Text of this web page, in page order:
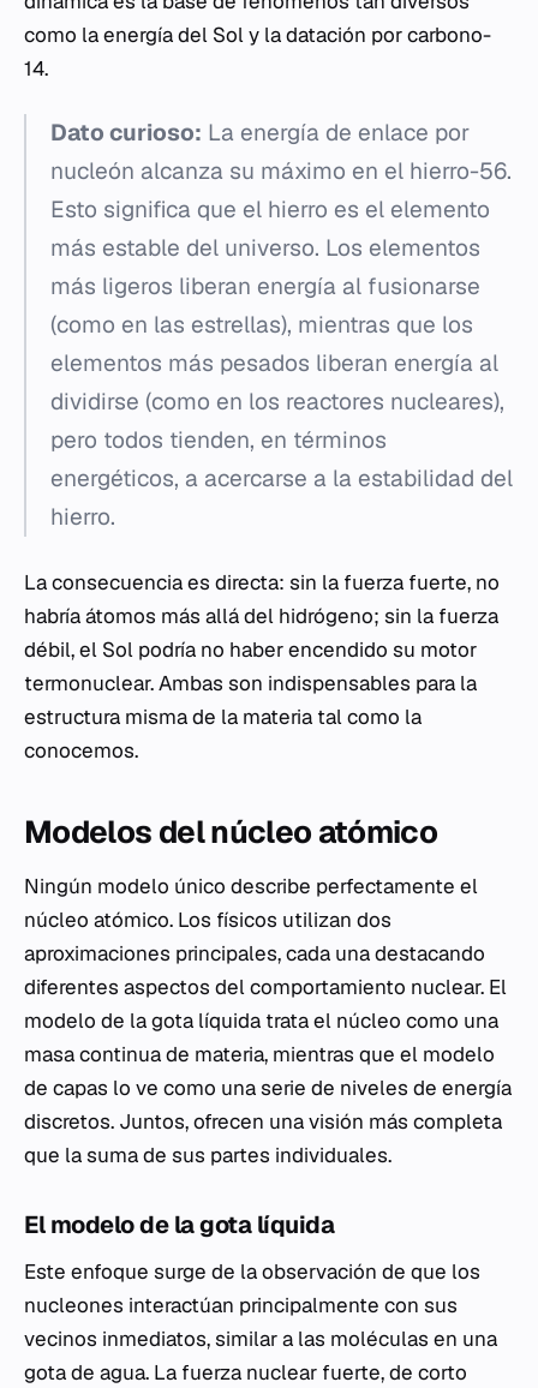
como la energía del Sol y la datación por carbono-
14.
Dato curioso: La energía de enlace por
nucleón alcanza su máximo en el hierro-56.
Esto significa que el hierro es el elemento
más estable del universo. Los elementos
más ligeros liberan energía al fusionarse
(como en las estrellas), mientras que los
elementos más pesados liberan energía al
dividirse (como en los reactores nucleares),
pero todos tienden, en términos
energéticos, a acercarse a la estabilidad del
hierro.
La consecuencia es directa: sin la fuerza fuerte, no
habría átomos más allá del hidrógeno; sin la fuerza
débil, el Sol podría no haber encendido su motor
termonuclear. Ambas son indispensables para la
estructura misma de la materia tal como la
conocemos.
Modelos del núcleo atómico
Ningún modelo único describe perfectamente el
núcleo atómico. Los físicos utilizan dos
aproximaciones principales, cada una destacando
diferentes aspectos del comportamiento nuclear. El
modelo de la gota líquida trata el núcleo como una
masa continua de materia, mientras que el modelo
de capas lo ve como una serie de niveles de energía
discretos. Juntos, ofrecen una visión más completa
que la suma de sus partes individuales.
El modelo de la gota líquida
Este enfoque surge de la observación de que los
nucleones interactúan principalmente con sus
vecinos inmediatos, similar a las moléculas en una
gota de agua. La fuerza nuclear fuerte, de corto